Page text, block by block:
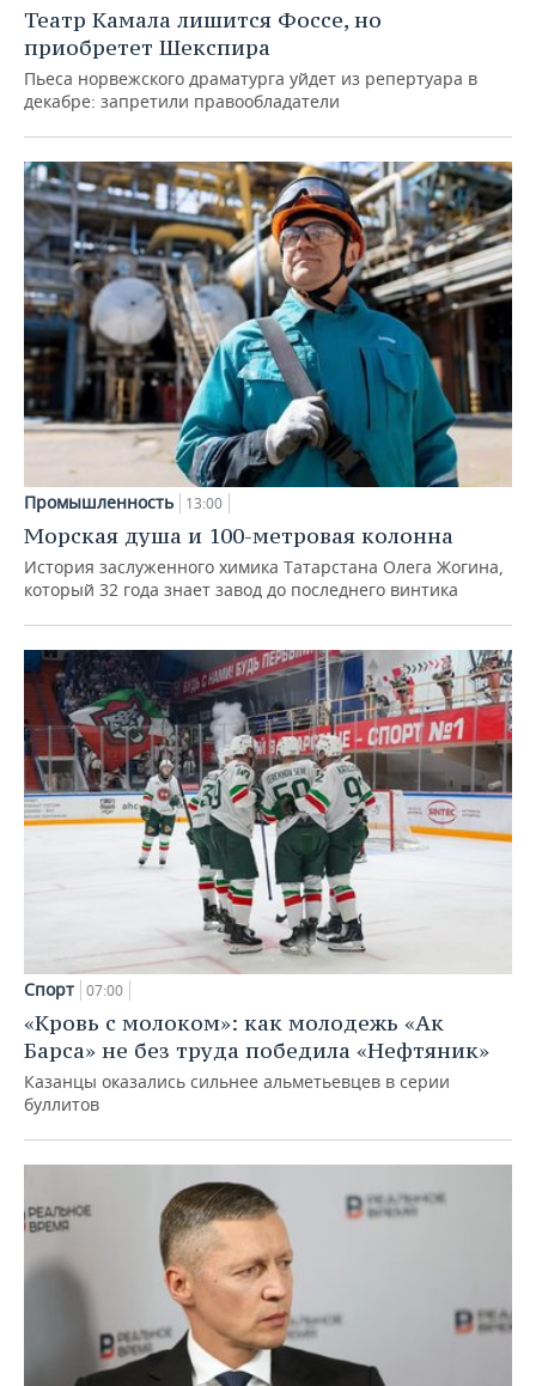
Театр Камала лишится Фоссе, но
приобретет Шекспира
Пьеса норвежского драматурга уйдет из репертуара в
декабре: запретили правообладатели
Промышленность 13:00
Морская душа и 100-метровая колонна
История заслуженного химика Татарстана Олега Жогина,
который 32 года знает завод до последнего винтика
Спорт 07:00
«Кровь с молоком»: как молодежь «Ак
Барса» не без труда победила «Нефтяник»
Казанцы оказались сильнее альметьевцев в серии
буллитов